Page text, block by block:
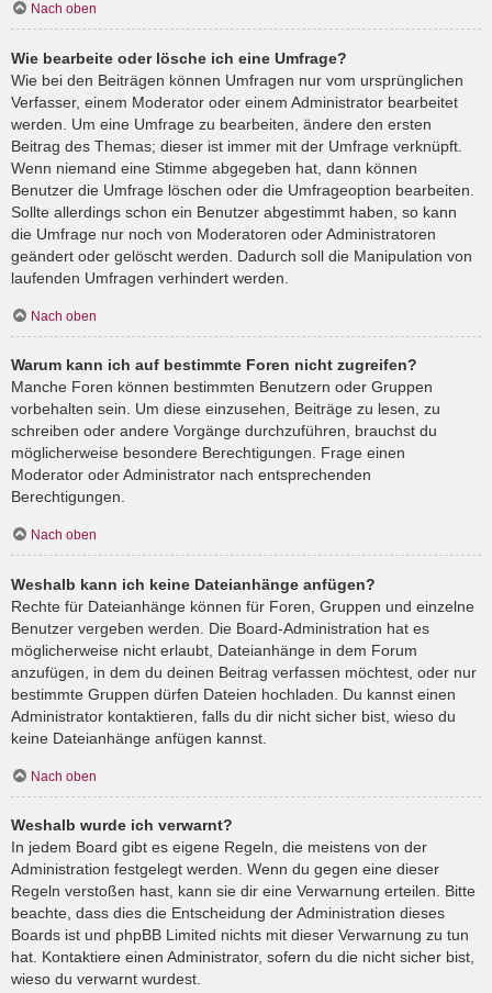
Nach oben
Wie bearbeite oder lösche ich eine Umfrage?
Wie bei den Beiträgen können Umfragen nur vom ursprünglichen
Verfasser, einem Moderator oder einem Administrator bearbeitet
werden. Um eine Umfrage zu bearbeiten, ändere den ersten
Beitrag des Themas; dieser ist immer mit der Umfrage verknüpft.
Wenn niemand eine Stimme abgegeben hat, dann können
Benutzer die Umfrage löschen oder die Umfrageoption bearbeiten.
Sollte allerdings schon ein Benutzer abgestimmt haben, so kann
die Umfrage nur noch von Moderatoren oder Administratoren
geändert oder gelöscht werden. Dadurch soll die Manipulation von
laufenden Umfragen verhindert werden.
Nach oben
Warum kann ich auf bestimmte Foren nicht zugreifen?
Manche Foren können bestimmten Benutzern oder Gruppen
vorbehalten sein. Um diese einzusehen, Beiträge zu lesen, zu
schreiben oder andere Vorgänge durchzuführen, brauchst du
möglicherweise besondere Berechtigungen. Frage einen
Moderator oder Administrator nach entsprechenden
Berechtigungen.
Nach oben
Weshalb kann ich keine Dateianhänge anfügen?
Rechte für Dateianhänge können für Foren, Gruppen und einzelne
Benutzer vergeben werden. Die Board-Administration hat es
möglicherweise nicht erlaubt, Dateianhänge in dem Forum
anzufügen, in dem du deinen Beitrag verfassen möchtest, oder nur
bestimmte Gruppen dürfen Dateien hochladen. Du kannst einen
Administrator kontaktieren, falls du dir nicht sicher bist, wieso du
keine Dateianhänge anfügen kannst.
Nach oben
Weshalb wurde ich verwarnt?
In jedem Board gibt es eigene Regeln, die meistens von der
Administration festgelegt werden. Wenn du gegen eine dieser
Regeln verstoßen hast, kann sie dir eine Verwarnung erteilen. Bitte
beachte, dass dies die Entscheidung der Administration dieses
Boards ist und phpBB Limited nichts mit dieser Verwarnung zu tun
hat. Kontaktiere einen Administrator, sofern du die nicht sicher bist,
wieso du verwarnt wurdest.